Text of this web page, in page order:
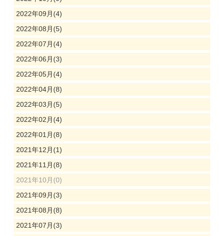
2022年09月(4)
2022年08月(5)
2022年07月(4)
2022年06月(3)
2022年05月(4)
2022年04月(8)
2022年03月(5)
2022年02月(4)
2022年01月(8)
2021年12月(1)
2021年11月(8)
2021年10月(0)
2021年09月(3)
2021年08月(8)
2021年07月(3)